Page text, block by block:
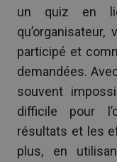
un quiz en
participé et
demandées.
souvent
difficile pour
résultats et les
plus, en